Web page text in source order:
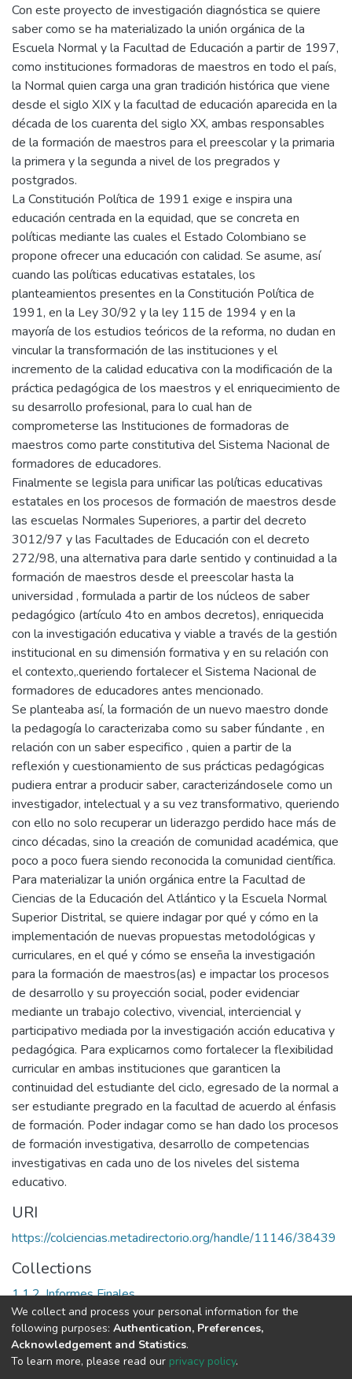
Con este proyecto de investigación diagnóstica se quiere
saber como se ha materializado la unión orgánica de la
Escuela Normal y la Facultad de Educación a partir de 1997,
como instituciones formadoras de maestros en todo el país,
la Normal quien carga una gran tradición histórica que viene
desde el siglo XIX y la facultad de educación aparecida en la
década de los cuarenta del siglo XX, ambas responsables
de la formación de maestros para el preescolar y la primaria
la primera y la segunda a nivel de los pregrados y
postgrados.
La Constitución Política de 1991 exige e inspira una
educación centrada en la equidad, que se concreta en
políticas mediante las cuales el Estado Colombiano se
propone ofrecer una educación con calidad. Se asume, así
cuando las políticas educativas estatales, los
planteamientos presentes en la Constitución Política de
1991, en la Ley 30/92 y la ley 115 de 1994 y en la
mayoría de los estudios teóricos de la reforma, no dudan en
vincular la transformación de las instituciones y el
incremento de la calidad educativa con la modificación de la
práctica pedagógica de los maestros y el enriquecimiento de
su desarrollo profesional, para lo cual han de
comprometerse las Instituciones de formadoras de
maestros como parte constitutiva del Sistema Nacional de
formadores de educadores.
Finalmente se legisla para unificar las políticas educativas
estatales en los procesos de formación de maestros desde
las escuelas Normales Superiores, a partir del decreto
3012/97 y las Facultades de Educación con el decreto
272/98, una alternativa para darle sentido y continuidad a la
formación de maestros desde el preescolar hasta la
universidad , formulada a partir de los núcleos de saber
pedagógico (artículo 4to en ambos decretos), enriquecida
con la investigación educativa y viable a través de la gestión
institucional en su dimensión formativa y en su relación con
el contexto,.queriendo fortalecer el Sistema Nacional de
formadores de educadores antes mencionado.
Se planteaba así, la formación de un nuevo maestro donde
la pedagogía lo caracterizaba como su saber fúndante , en
relación con un saber especifico , quien a partir de la
reflexión y cuestionamiento de sus prácticas pedagógicas
pudiera entrar a producir saber, caracterizándosele como un
investigador, intelectual y a su vez transformativo, queriendo
con ello no solo recuperar un liderazgo perdido hace más de
cinco décadas, sino la creación de comunidad académica, que
poco a poco fuera siendo reconocida la comunidad científica.
Para materializar la unión orgánica entre la Facultad de
Ciencias de la Educación del Atlántico y la Escuela Normal
Superior Distrital, se quiere indagar por qué y cómo en la
implementación de nuevas propuestas metodológicas y
curriculares, en el qué y cómo se enseña la investigación
para la formación de maestros(as) e impactar los procesos
de desarrollo y su proyección social, poder evidenciar
mediante un trabajo colectivo, vivencial, interciencial y
participativo mediada por la investigación acción educativa y
pedagógica. Para explicarnos como fortalecer la flexibilidad
curricular en ambas instituciones que garanticen la
continuidad del estudiante del ciclo, egresado de la normal a
ser estudiante pregrado en la facultad de acuerdo al énfasis
de formación. Poder indagar como se han dado los procesos
de formación investigativa, desarrollo de competencias
investigativas en cada uno de los niveles del sistema
educativo.
URI
https://colciencias.metadirectorio.org/handle/11146/38439
Collections
1.1.2. Informes Finales
Full item page
DSpace software copyright © 2002-2026
We collect and process your personal information for the
following purposes: Authentication, Preferences,
Acknowledgement and Statistics.
To learn more, please read our privacy policy.